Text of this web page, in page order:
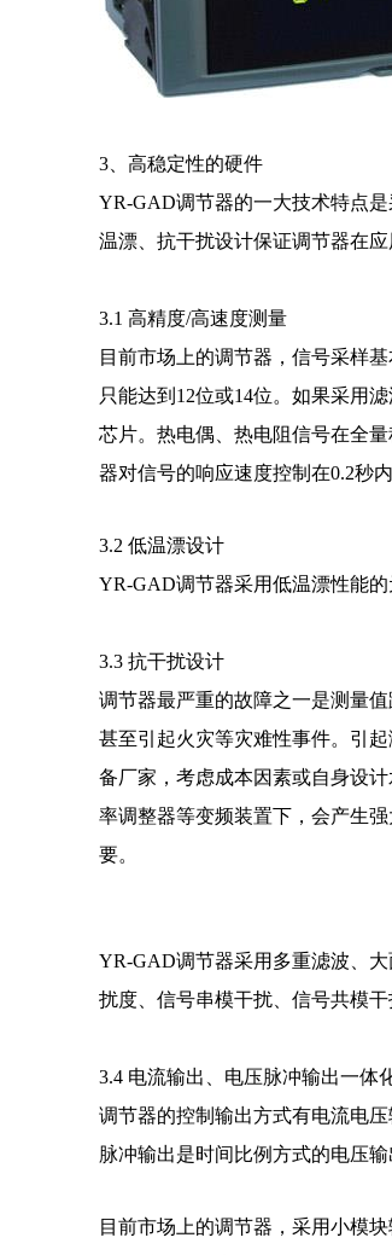
3、高稳定性的硬件
YR-GAD调节器的一大技术特点
温漂、抗干扰设计保证调节器在应
3.1 高精度/高速度测量
目前市场上的调节器，信号采样
只能达到12位或14位。如果采用
芯片。热电偶、热电阻信号在全
器对信号的响应速度控制在0.2秒
3.2 低温漂设计
YR-GAD调节器采用低温漂性能
3.3 抗干扰设计
调节器最严重的故障之一是测量
甚至引起火灾等灾难性事件。引
备厂家，考虑成本因素或自身设
率调整器等变频装置下，会产生
要。
YR-GAD调节器采用多重滤波、
扰度、信号串模干扰、信号共模
3.4 电流输出、电压脉冲输出一体
调节器的控制输出方式有电流电
脉冲输出是时间比例方式的电压
目前市场上的调节器，采用小模